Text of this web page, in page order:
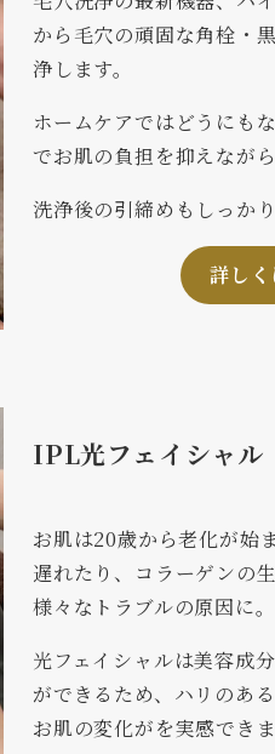
から毛穴の頑固な角栓・
浄します。
ホームケアではどうにも
でお肌の負担を抑えなが
洗浄後の引締めもしっか
詳し
IPL光フェイシャル
お肌は20歳から老化が始
遅れたり、コラーゲンの
様々なトラブルの原因に。
光フェイシャルは美容成
ができるため、ハリのあ
お肌の変化がを実感できま